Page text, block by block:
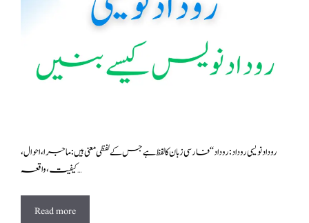
روداد نویسی روداد : روداد‘‘ فارسی زبان کا لفظ ہے جس کے لفظی معنی ہیں : ماجرا، احوال،
کیفیت، واقعہ …
Read more